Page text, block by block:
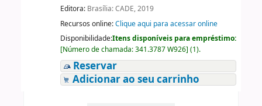
Editora: Brasília: CADE, 2019
Recursos online:Clique aqui para acessar online
Disponibilidade:Itens disponíveis para empréstimo:
[Número de chamada:341.3787 W926] (1).
Reservar
Adicionar ao seu carrinho